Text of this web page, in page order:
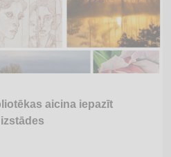
aicina iepazīt